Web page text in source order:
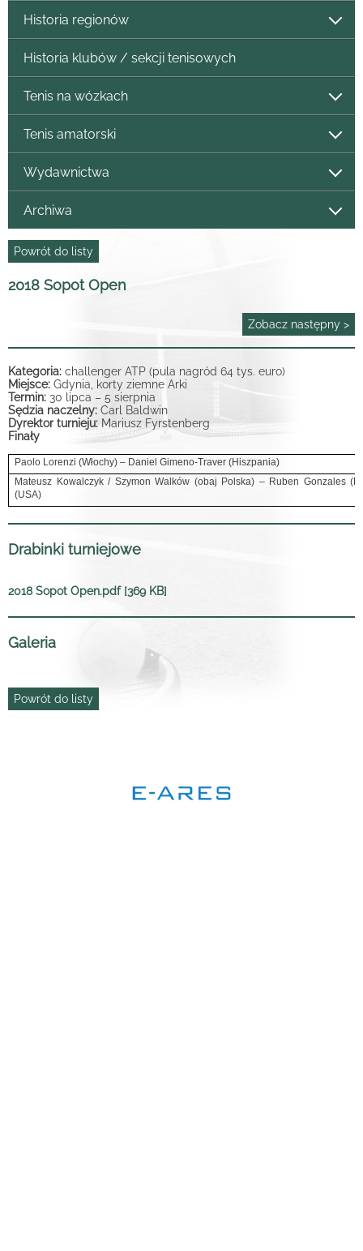
Historia regionów
Historia klubów / sekcji tenisowych
Tenis na wózkach
Tenis amatorski
Wydawnictwa
Archiwa
Powrót do listy
2018 Sopot Open
Zobacz następny >
Kategoria: challenger ATP (pula nagród 64 tys. euro)
Miejsce: Gdynia, korty ziemne Arki
Termin: 30 lipca – 5 sierpnia
Sędzia naczelny: Carl Baldwin
Dyrektor turnieju: Mariusz Fyrstenberg
Finały
Paolo Lorenzi (Włochy) – Daniel Gimeno-Traver (Hiszpania)
Mateusz Kowalczyk / Szymon Walków (obaj Polska) – Ruben Gonzales
(USA)
Drabinki turniejowe
2018 Sopot Open.pdf [369 KB]
Galeria
Powrót do listy